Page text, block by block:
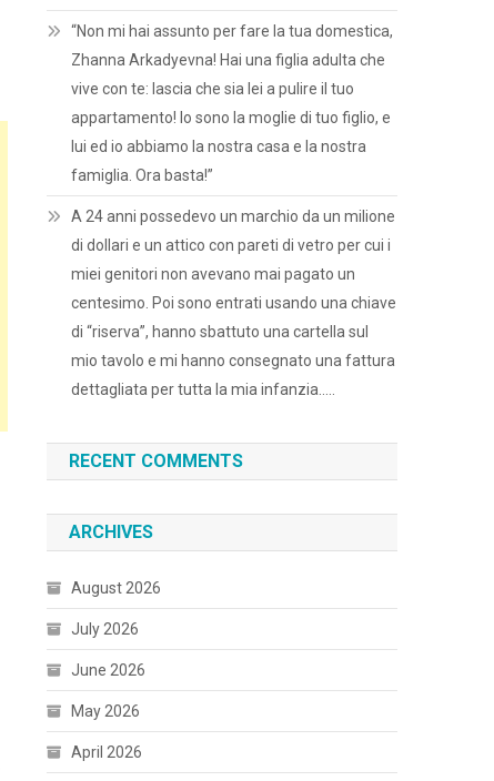
“Non mi hai assunto per fare la tua domestica,
Zhanna Arkadyevna! Hai una figlia adulta che
vive con te: lascia che sia lei a pulire il tuo
appartamento! Io sono la moglie di tuo figlio, e
lui ed io abbiamo la nostra casa e la nostra
famiglia. Ora basta!”
A 24 anni possedevo un marchio da un milione
di dollari e un attico con pareti di vetro per cui i
miei genitori non avevano mai pagato un
centesimo. Poi sono entrati usando una chiave
di “riserva”, hanno sbattuto una cartella sul
mio tavolo e mi hanno consegnato una fattura
dettagliata per tutta la mia infanzia…..
RECENT COMMENTS
ARCHIVES
August 2026
July 2026
June 2026
May 2026
April 2026